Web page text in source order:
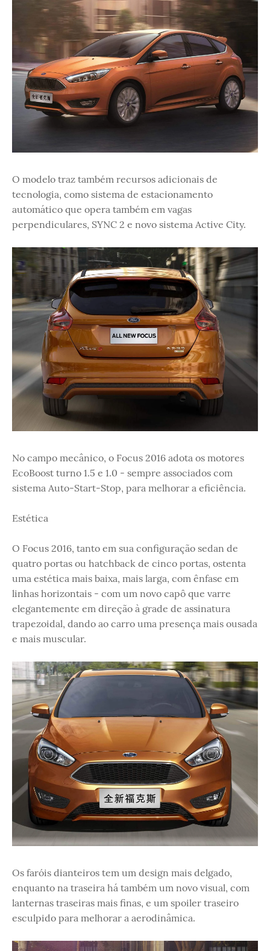
O modelo traz também recursos adicionais de
tecnologia, como sistema de estacionamento
automático que opera também em vagas
perpendiculares, SYNC 2 e novo sistema Active City.
No campo mecânico, o Focus 2016 adota os motores
EcoBoost turno 1.5 e 1.0 - sempre associados com
sistema Auto-Start-Stop, para melhorar a eficiência.
Estética
O Focus 2016, tanto em sua configuração sedan de
quatro portas ou hatchback de cinco portas, ostenta
uma estética mais baixa, mais larga, com ênfase em
linhas horizontais - com um novo capô que varre
elegantemente em direção à grade de assinatura
trapezoidal, dando ao carro uma presença mais ousada
e mais muscular.
Os faróis dianteiros tem um design mais delgado,
enquanto na traseira há também um novo visual, com
lanternas traseiras mais finas, e um spoiler traseiro
esculpido para melhorar a aerodinâmica.